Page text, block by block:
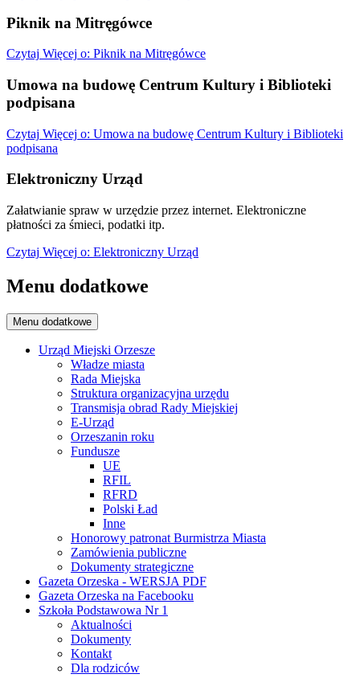
Piknik na Mitręgówce
Czytaj Więcej o: Piknik na Mitręgówce
Umowa na budowę Centrum Kultury i Biblioteki
podpisana
Czytaj Więcej o: Umowa na budowę Centrum Kultury i Biblioteki
podpisana
Elektroniczny Urząd
Załatwianie spraw w urzędzie przez internet. Elektroniczne
płatności za śmieci, podatki itp.
Czytaj Więcej o: Elektroniczny Urząd
Menu dodatkowe
Menu dodatkowe
Urząd Miejski Orzesze
Władze miasta
Rada Miejska
Struktura organizacyjna urzędu
Transmisja obrad Rady Miejskiej
E-Urząd
Orzeszanin roku
Fundusze
UE
RFIL
RFRD
Polski Ład
Inne
Honorowy patronat Burmistrza Miasta
Zamówienia publiczne
Dokumenty strategiczne
Gazeta Orzeska - WERSJA PDF
Gazeta Orzeska na Facebooku
Szkoła Podstawowa Nr 1
Aktualności
Dokumenty
Kontakt
Dla rodziców